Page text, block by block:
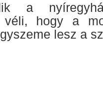
a
véli, hogy a
lesz a